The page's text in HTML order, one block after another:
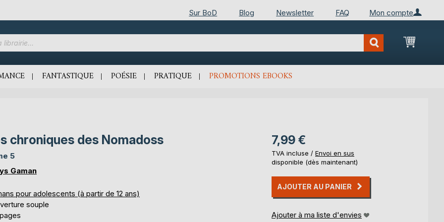
Mon compte
Sur BoD Blog Newsletter FAQ
Mon
FANTASTIQUE POÉSIE PRATIQUE PROMOTIONS EBOOKS
chroniques des Nomadoss
5
Gaman
pour adolescents (à partir de 12 ans)
souple
7,99 €
TVA incluse / Envoi en sus
disponible (dès maintenant)
AJOUTER AU PANIER
Ajouter à ma liste d'envies